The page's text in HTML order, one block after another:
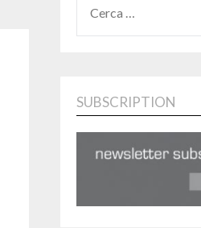
PER:
SUBSCRIPTION